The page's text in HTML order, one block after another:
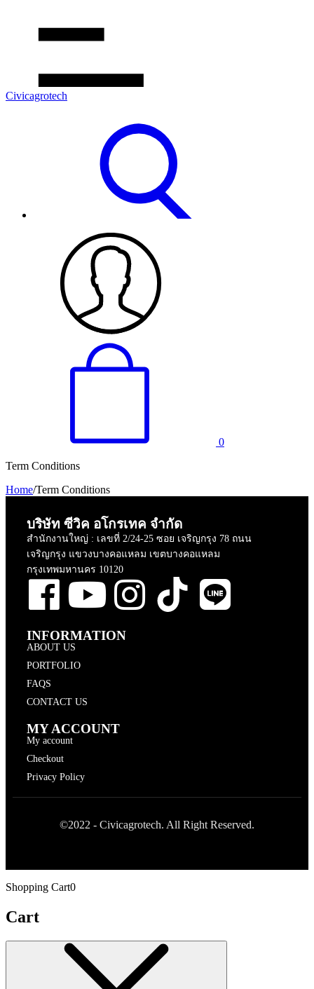
Civicagrotech
0
Term Conditions
Home/Term Conditions
บริษัท ซีวิค อโกรเทค จำกัด
สำนักงานใหญ่ : เลขที่ 2/24-25 ซอย เจริญกรุง 78 ถนน
เจริญกรุง แขวงบางคอแหลม เขตบางคอแหลม
กรุงเทพมหานคร 10120
INFORMATION
ABOUT US
PORTFOLIO
FAQS
CONTACT US
MY ACCOUNT
My account
Checkout
Privacy Policy
©2022 - Civicagrotech. All Right Reserved.
Shopping Cart0
Cart